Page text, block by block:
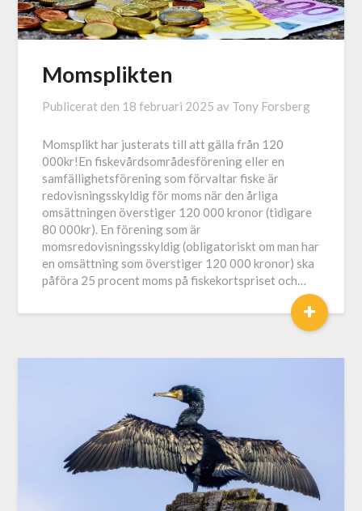
Momsplikten
Publicerat den 18 februari 2025 av Tony Forsberg
Momsplikt har justerats till att gälla från 120
000kr!En fiskevårdsområdesförening eller en
samfällighetsförening som förvaltar fiske är
redovisningsskyldig för moms när den årliga
omsättningen överstiger 120 000 kronor (tidigare
80 000kr). En förening som är
momsredovisningsskyldig (obligatoriskt om man har
en omsättning som överstiger 120 000 kronor) ska
påföra 25 procent moms på fiskekortspriset och…
+